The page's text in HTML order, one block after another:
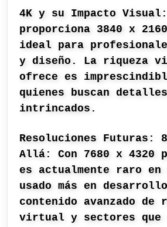
4K y su Impacto
proporciona 3840 x
ideal para
y diseño. La riqueza
ofrece es
quienes buscan detalles
intrincados.
Resoluciones Futuras:
Allá: Con 7680 x 4320
es actualmente raro en
usado más en
contenido avanzado de
virtual y sectores que